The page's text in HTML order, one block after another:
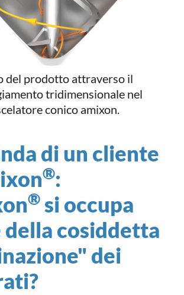
del prodotto attraverso il
tridimensionale nel
conico amixon.
di un cliente
®:
® si occupa
della cosiddetta
dei